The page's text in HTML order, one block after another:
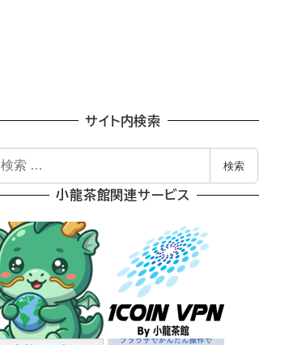
サイト内検索
検索
小龍茶館関連サービス